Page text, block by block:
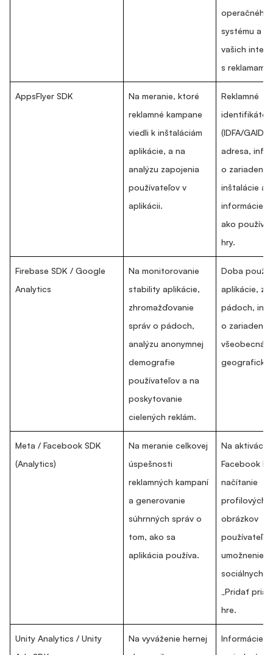
operačného
systému a
vašich
s reklamami.
AppsFlyer SDK
Na meranie, ktoré
reklamné kampane
viedli k inštaláciám
aplikácie, a na
analýzu zapojenia
používateľov v
aplikácii.
Reklamné
(IDFA/GAID),
adresa,
o zariadení,
inštalácie a
informácie
ako
hry.
Firebase SDK / Google
Analytics
Na monitorovanie
stability aplikácie,
zhromažďovanie
správ o pádoch,
analýzu anonymnej
demografie
používateľov a na
poskytovanie
cielených reklám.
Doba
aplikácie,
pádoch,
o zariadení a
všeobecná
geografická
Meta / Facebook SDK
(Analytics)
Na meranie celkovej
úspešnosti
reklamných kampaní
a generovanie
súhrnných správ o
tom, ako sa
aplikácia používa.
Na aktiváciu
Facebook
načítanie
profilových
obrázkov
umožnenie
sociálnych
„Pridať
hre.
Unity Analytics / Unity
Na vyváženie hernej
Informácie o